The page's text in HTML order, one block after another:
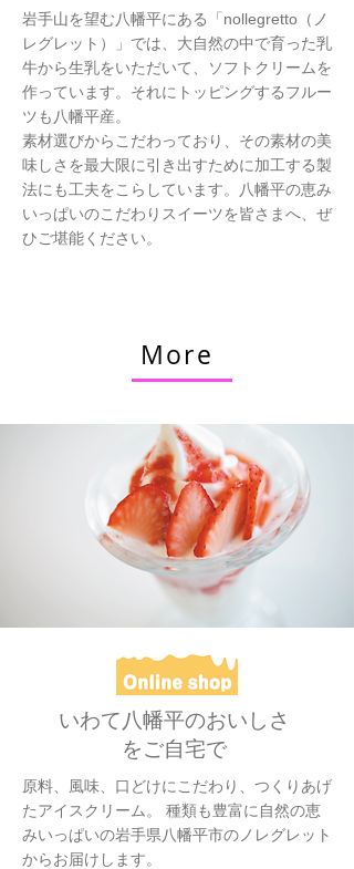
岩手山を望む八幡平にある「nollegretto（ノ
レグレット）」では、大自然の中で育った乳
牛から生乳をいただいて、ソフトクリームを
作っています。それにトッピングするフルー
ツも八幡平産。
素材選びからこだわっており、その素材の美
味しさを最大限に引き出すために加工する製
法にも工夫をこらしています。八幡平の恵み
いっぱいのこだわりスイーツを皆さまへ、ぜ
ひご堪能ください。
More
いわて八幡平のおいしさ
をご自宅で
原料、風味、口どけにこだわり、つくりあげ
たアイスクリーム。 種類も豊富に自然の恵
みいっぱいの岩手県八幡平市のノレグレット
からお届けします。